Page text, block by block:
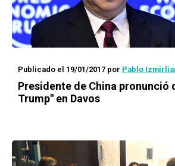
Publicado el 19/01/2017 por Pablo
Presidente de China pronunció
Trump" en Davos